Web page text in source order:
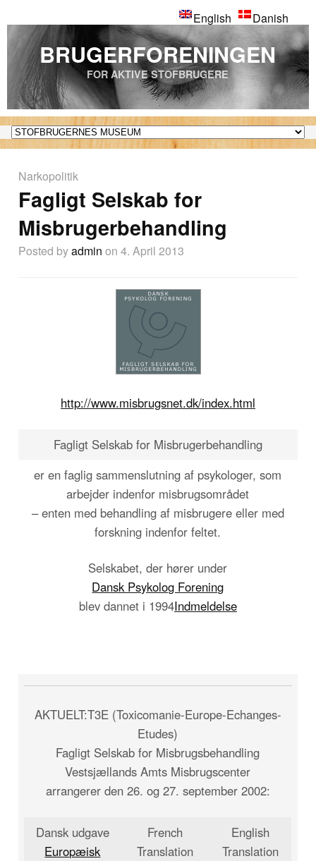
English Danish
BRUGERFORENINGEN
FOR AKTIVE STOFBRUGERE
Narkopolitik
Fagligt Selskab for
Misbrugerbehandling
Posted byadmin on 4. April 2013
http://www.misbrugsnet.dk/index.html
Fagligt Selskab for Misbrugerbehandling
er en faglig sammenslutning af psykologer, som
arbejder indenfor misbrugsområdet
– enten med behandling af misbrugere eller med
forskning indenfor feltet.
Selskabet, der hører under
Dansk Psykolog Forening
blev dannet i 1994Indmeldelse
AKTUELT:T3E (Toxicomanie-Europe-Echanges-
Etudes)
Fagligt Selskab for Misbrugsbehandling
Vestsjællands Amts Misbrugscenter
arrangerer den 26. og 27. september 2002:
Dansk udgave
Europæisk
French
Translation
English
Translation